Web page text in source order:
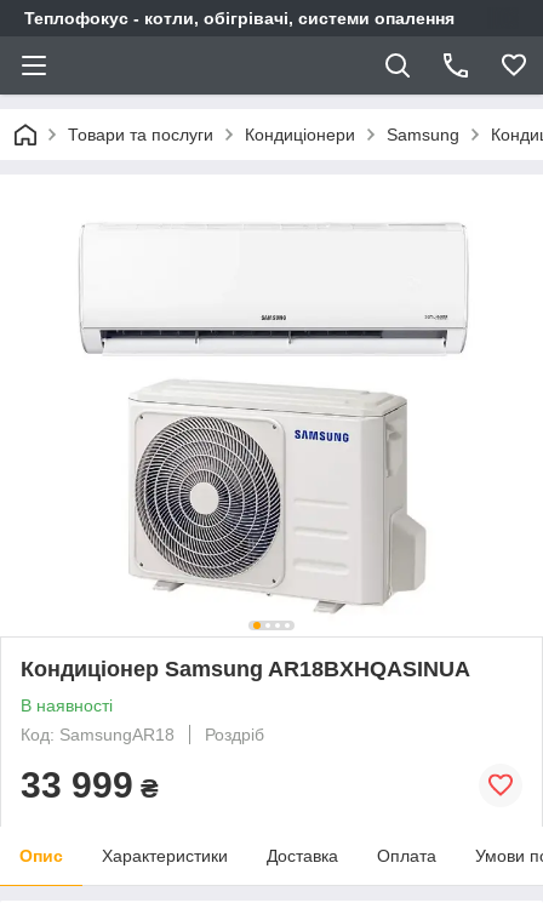
Теплофокус - котли, обігрівачі, системи опалення
Товари та послуги Кондиціонери Samsung
Кондиціонер Samsung AR18BXHQASINUA
В наявності
Код: SamsungAR18
Роздріб
33 999 ₴
Опис Характеристики Доставка Оплата Умови